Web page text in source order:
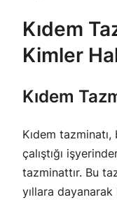
Kıdem
Kimler
Kıdem
Kıdem
çalıştığı
tazminattır. Bu
yıllara dayanarak